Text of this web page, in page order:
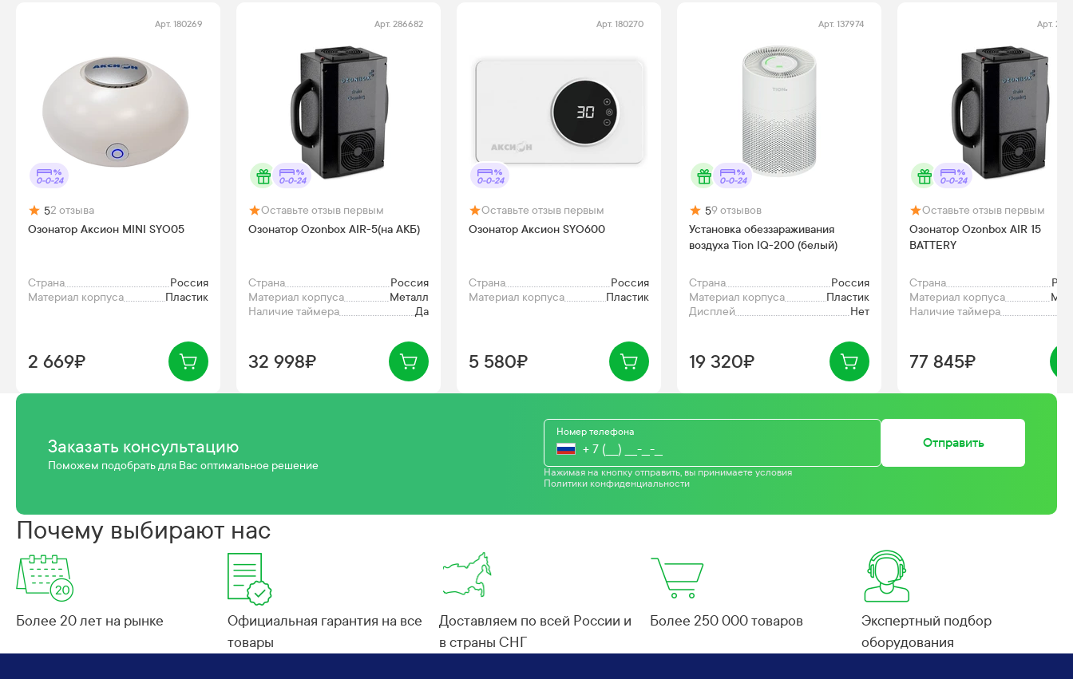
Арт. 180269
0-0-24
52 отзыва
Озонатор Аксион MINI SYO05
Страна
Россия
Материал корпуса
Пластик
2 669₽
Арт. 286682
0-0-24
Оставьте отзыв первым
Озонатор Ozonbox AIR-5(на АКБ)
Страна
Россия
Материал корпуса
Металл
Наличие таймера
Да
32 998₽
Арт. 180270
0-0-24
Оставьте отзыв первым
Озонатор Аксион SYO600
Страна
Россия
Материал корпуса
Пластик
5 580₽
Арт. 137974
0-0-24
59отзывов
Установка обеззараживания
воздуха Tion IQ-200 (белый)
Страна
Россия
Материал корпуса
Пластик
Дисплей
Нет
19 320₽
Арт.
0-0-24
Оставьте отзыв первым
Озонатор Ozonbox AIR 15
BATTERY
Страна
Материал корпуса
Наличие таймера
77 845₽
Заказать консультацию
Поможем подобрать для Вас оптимальное решение
Номер телефона
Отправить
Нажимая на кнопку отправить, вы принимаете условия
Политики конфиденциальности
Почему выбирают нас
Более 20 лет на рынке
Официальная гарантия на все
товары
Доставляем по всей России и
в страны СНГ
Более 250 000 товаров
Экспертный подбор
оборудования